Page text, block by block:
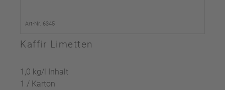
Art-Nr. 6345
Kaffir Limetten
1,0 kg/l Inhalt
1 / Karton